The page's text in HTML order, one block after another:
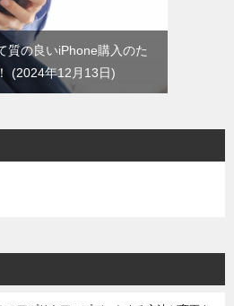
質の良いiPhone購入のた
2024年12月13日